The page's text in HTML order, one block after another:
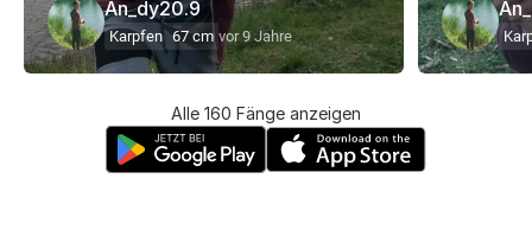
An_dy20.9
Karpfen 67 cm vor 9 Jahre
Alle 160 Fänge anzeigen